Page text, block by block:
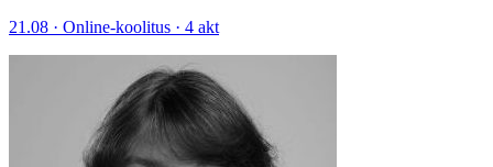
21.08 · Online-koolitus · 4 akt